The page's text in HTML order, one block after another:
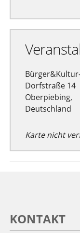
Dorfstraße 14
Oberpiebing,
Deutschland
Karte nicht
KONTAKT